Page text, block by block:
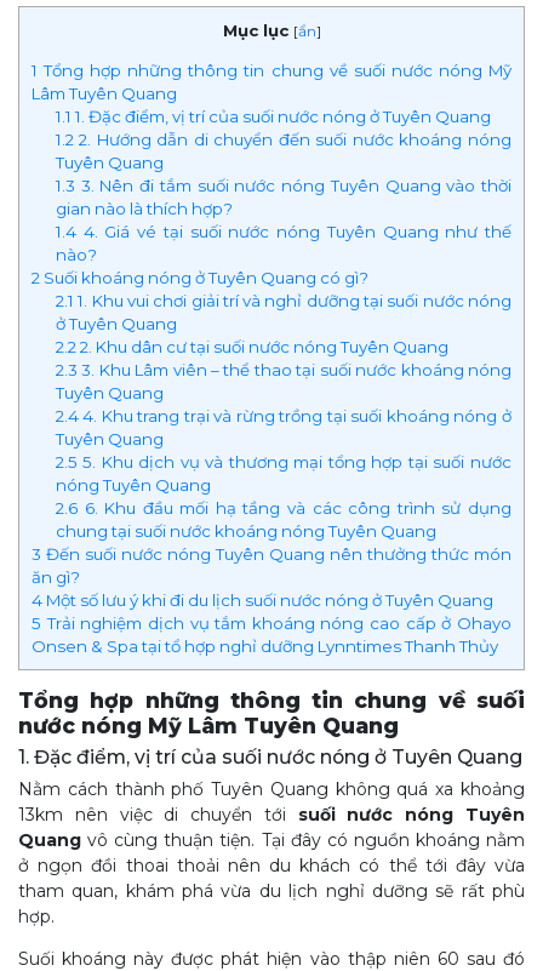
Mục lục [ẩn]
1 Tổng hợp những thông tin chung về suối nước nóng Mỹ
Lâm Tuyên Quang
1.1 1. Đặc điểm, vị trí của suối nước nóng ở Tuyên Quang
1.2 2. Hướng dẫn di chuyển đến suối nước khoáng nóng
Tuyên Quang
1.3 3. Nên đi tắm suối nước nóng Tuyên Quang vào thời
gian nào là thích hợp?
1.44. Giá vé tại suối nước nóng Tuyên Quang như thế
nào?
2 Suối khoáng nóng ở Tuyên Quang có gì?
2.1 1. Khu vui chơi giải trí và nghỉ dưỡng tại suối nước nóng
ở Tuyên Quang
2.2 2. Khu dân cư tại suối nước nóng Tuyên Quang
2.3 3. Khu Lâm viên – thể thao tại suối nước khoáng nóng
Tuyên Quang
2.44. Khu trang trại và rừng trồng tại suối khoáng nóng ở
Tuyên Quang
2.5 5. Khu dịch vụ và thương mại tổng hợp tại suối nước
nóng Tuyên Quang
2.66. Khu đầu mối hạ tầng và các công trình sử dụng
chung tại suối nước khoáng nóng Tuyên Quang
3 Đến suối nước nóng Tuyên Quang nên thưởng thức món
ăn gì?
4 Một số lưu ý khi đi du lịch suối nước nóng ở Tuyên Quang
5 Trải nghiệm dịch vụ tắm khoáng nóng cao cấp ở Ohayo
Onsen & Spa tại tổ hợp nghỉ dưỡng Lynntimes Thanh Thủy
Tổng hợp những thông tin chung về suối
nước nóng Mỹ Lâm Tuyên Quang
1. Đặc điểm, vị trí của suối nước nóng ở Tuyên Quang
Nằm cách thành phố Tuyên Quang không quá xa khoảng
13km nên việc di chuyển tới suối nước nóng Tuyên
Quangvô cùng thuận tiện. Tại đây có nguồn khoáng nằm
ở ngọn đồi thoai thoải nên du khách có thể tới đây vừa
tham quan, khám phá vừa du lịch nghỉ dưỡng sẽ rất phù
hợp.
Suối khoáng này được phát hiện vào thập niên 60 sau đó